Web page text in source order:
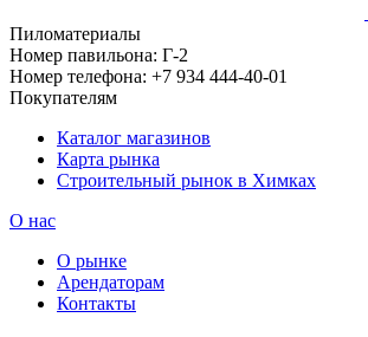
Пиломатериалы
Номер павильона: Г-2
Номер телефона: +7 934 444-40-01
Покупателям
Каталог магазинов
Карта рынка
Строительный рынок в Химках
О нас
О рынке
Арендаторам
Контакты